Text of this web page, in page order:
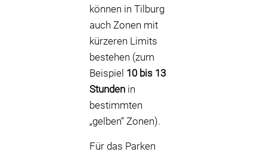
können in Tilburg
auch Zonen mit
kürzeren Limits
bestehen (zum
Beispiel 10 bis 13
Stunden in
bestimmten
„gelben“ Zonen).
Für das Parken